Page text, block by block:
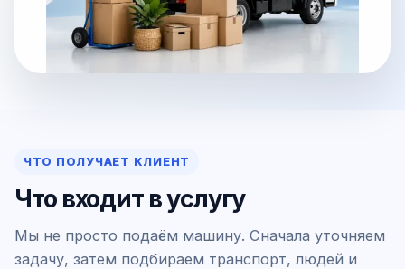
ЧТО ПОЛУЧАЕТ КЛИЕНТ
Что входит в услугу
Мы не просто подаём машину. Сначала уточняем
задачу, затем подбираем транспорт, людей и